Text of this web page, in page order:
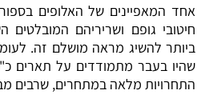
אחד המאפיינים של האלופים
חיטובי גופם ושריריהם המובלטים
ביותר להשיג מראה מושלם זה.
שהיו בעבר מתמודדים על תארים
התחרויות מלאה במתחרים, שרבים